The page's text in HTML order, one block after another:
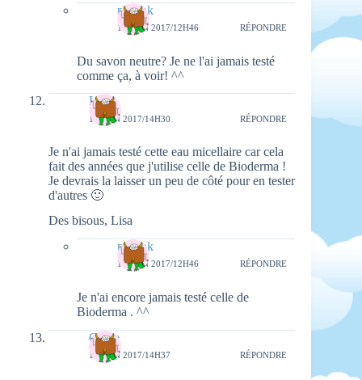
natieak
18 JUIN 2017/12H46 RÉPONDRE
Du savon neutre? Je ne l'ai jamais testé
comme ça, à voir! ^^
Lisa
16 JUIN 2017/14H30 RÉPONDRE
Je n'ai jamais testé cette eau micellaire car cela
fait des années que j'utilise celle de Bioderma !
Je devrais la laisser un peu de côté pour en tester
d'autres 🙂
Des bisous, Lisa
natieak
18 JUIN 2017/12H46 RÉPONDRE
Je n'ai encore jamais testé celle de
Bioderma . ^^
Claire
16 JUIN 2017/14H37 RÉPONDRE